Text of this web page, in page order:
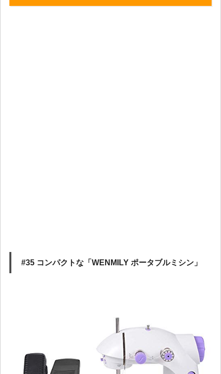
#35 コンパクトな「WENMILY ポータブルミシン」